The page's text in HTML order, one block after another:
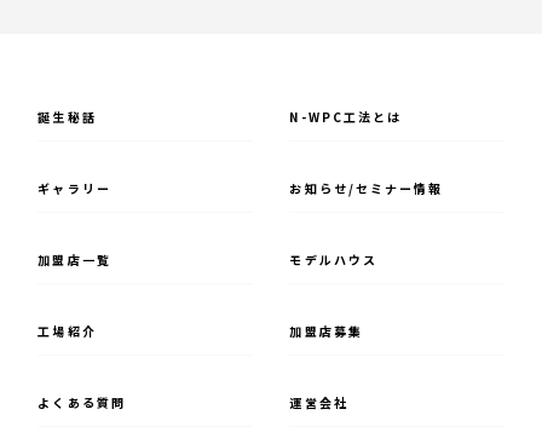
誕⽣秘話 N-WPC⼯法とは
ギャラリー お知らせ/セミナー情報
加盟店一覧 モデルハウス
⼯場紹介 加盟店募集
よくある質問 運営会社